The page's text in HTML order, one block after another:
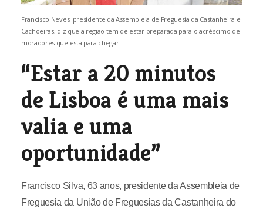
Francisco Neves, presidente da Assembleia de Freguesia da Castanheira e
Cachoeiras, diz que a região tem de estar preparada para o acréscimo de
moradores que está para chegar
“Estar a 20 minutos
de Lisboa é uma mais
valia e uma
oportunidade”
Francisco Silva, 63 anos, presidente da Assembleia de
Freguesia da União de Freguesias da Castanheira do